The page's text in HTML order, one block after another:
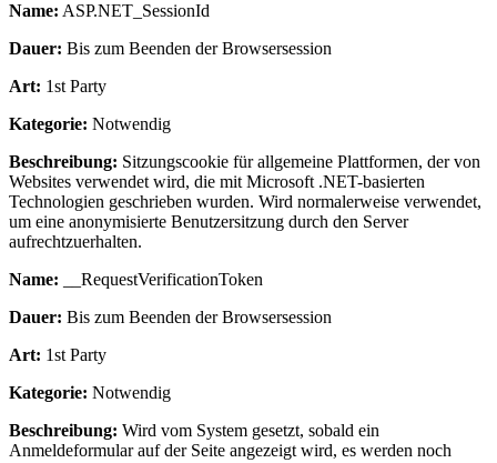
Name: ASP.NET_SessionId
Dauer: Bis zum Beenden der Browsersession
Art: 1st Party
Kategorie: Notwendig
Beschreibung: Sitzungscookie für allgemeine Plattformen, der von
Websites verwendet wird, die mit Microsoft .NET-basierten
Technologien geschrieben wurden. Wird normalerweise verwendet,
um eine anonymisierte Benutzersitzung durch den Server
aufrechtzuerhalten.
Name: __RequestVerificationToken
Dauer: Bis zum Beenden der Browsersession
Art: 1st Party
Kategorie: Notwendig
Beschreibung: Wird vom System gesetzt, sobald ein
Anmeldeformular auf der Seite angezeigt wird, es werden noch